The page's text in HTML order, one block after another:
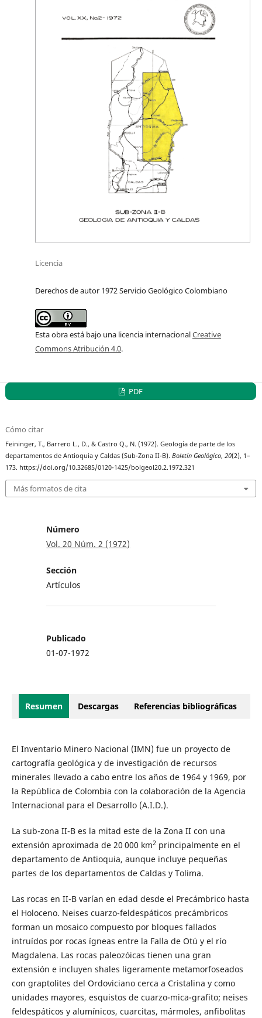
Licencia
Derechos de autor 1972 Servicio Geológico Colombiano
Esta obra está bajo una licencia internacionalCreative
Commons Atribución 4.0.
PDF
Cómo citar
Feininger, T., Barrero L., D., & Castro Q., N. (1972). Geología de parte de los
departamentos de Antioquia y Caldas (Sub-Zona II-B).Boletín Geológico,20(2), 1–
173. https://doi.org/10.32685/0120-1425/bolgeol20.2.1972.321
Más formatos de cita
Número
Vol. 20 Núm. 2 (1972)
Sección
Artículos
Publicado
01-07-1972
Resumen Descargas Referencias bibliográficas
El Inventario Minero Nacional (IMN) fue un proyecto de
cartografía geológica y de investigación de recursos
minerales llevado a cabo entre los años de 1964 y 1969, por
la República de Colombia con la colaboración de la Agencia
Internacional para el Desarrollo (A.I.D.).
La sub-zona II-B es la mitad este de la Zona II con una
extensión aproximada de 20 000 km2principalmente en el
departamento de Antioquia, aunque incluye pequeñas
partes de los departamentos de Caldas y Tolima.
Las rocas en II-B varían en edad desde el Precámbrico hasta
el Holoceno. Neises cuarzo-feldespáticos precámbricos
forman un mosaico compuesto por bloques fallados
intruídos por rocas ígneas entre la Falla de Otú y el río
Magdalena. Las rocas paleozóicas tienen una gran
extensión e incluyen shales ligeramente metamorfoseados
con graptolites del Ordoviciano cerca a Cristalina y como
unidades mayores, esquistos de cuarzo-mica-grafito; neises
feldespáticos y alumínicos, cuarcitas, mármoles, anfibolitas